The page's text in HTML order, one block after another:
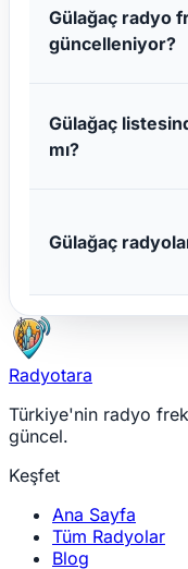
Gülağaç radyo
güncelleniyor?
Gülağaç
mı?
Gülağaç
Radyotara
Türkiye'nin radyo
güncel.
Keşfet
Ana Sayfa
Tüm Radyolar
Blog